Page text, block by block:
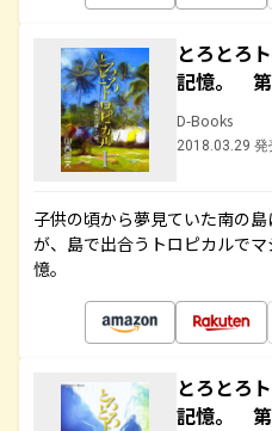
とろとろ
記憶。
D-Books
2018.03.29 発
子供の頃から夢見ていた南の
が、島で出合うトロピカルで
憶。
とろとろ
記憶。